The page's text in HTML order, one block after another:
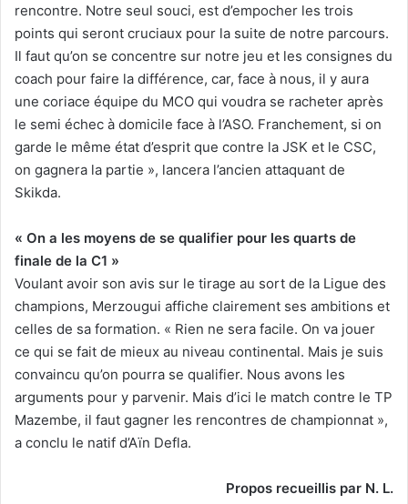
rencontre. Notre seul souci, est d’empocher les trois
points qui seront cruciaux pour la suite de notre parcours.
Il faut qu’on se concentre sur notre jeu et les consignes du
coach pour faire la différence, car, face à nous, il y aura
une coriace équipe du MCO qui voudra se racheter après
le semi échec à domicile face à l’ASO. Franchement, si on
garde le même état d’esprit que contre la JSK et le CSC,
on gagnera la partie », lancera l’ancien attaquant de
Skikda.
« On a les moyens de se qualifier pour les quarts de
finale de la C1 »
Voulant avoir son avis sur le tirage au sort de la Ligue des
champions, Merzougui affiche clairement ses ambitions et
celles de sa formation. « Rien ne sera facile. On va jouer
ce qui se fait de mieux au niveau continental. Mais je suis
convaincu qu’on pourra se qualifier. Nous avons les
arguments pour y parvenir. Mais d’ici le match contre le TP
Mazembe, il faut gagner les rencontres de championnat »,
a conclu le natif d’Aïn Defla.
Propos recueillis par N. L.